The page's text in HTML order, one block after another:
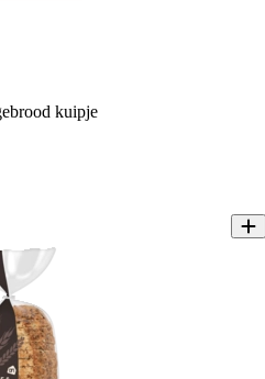
kuipje